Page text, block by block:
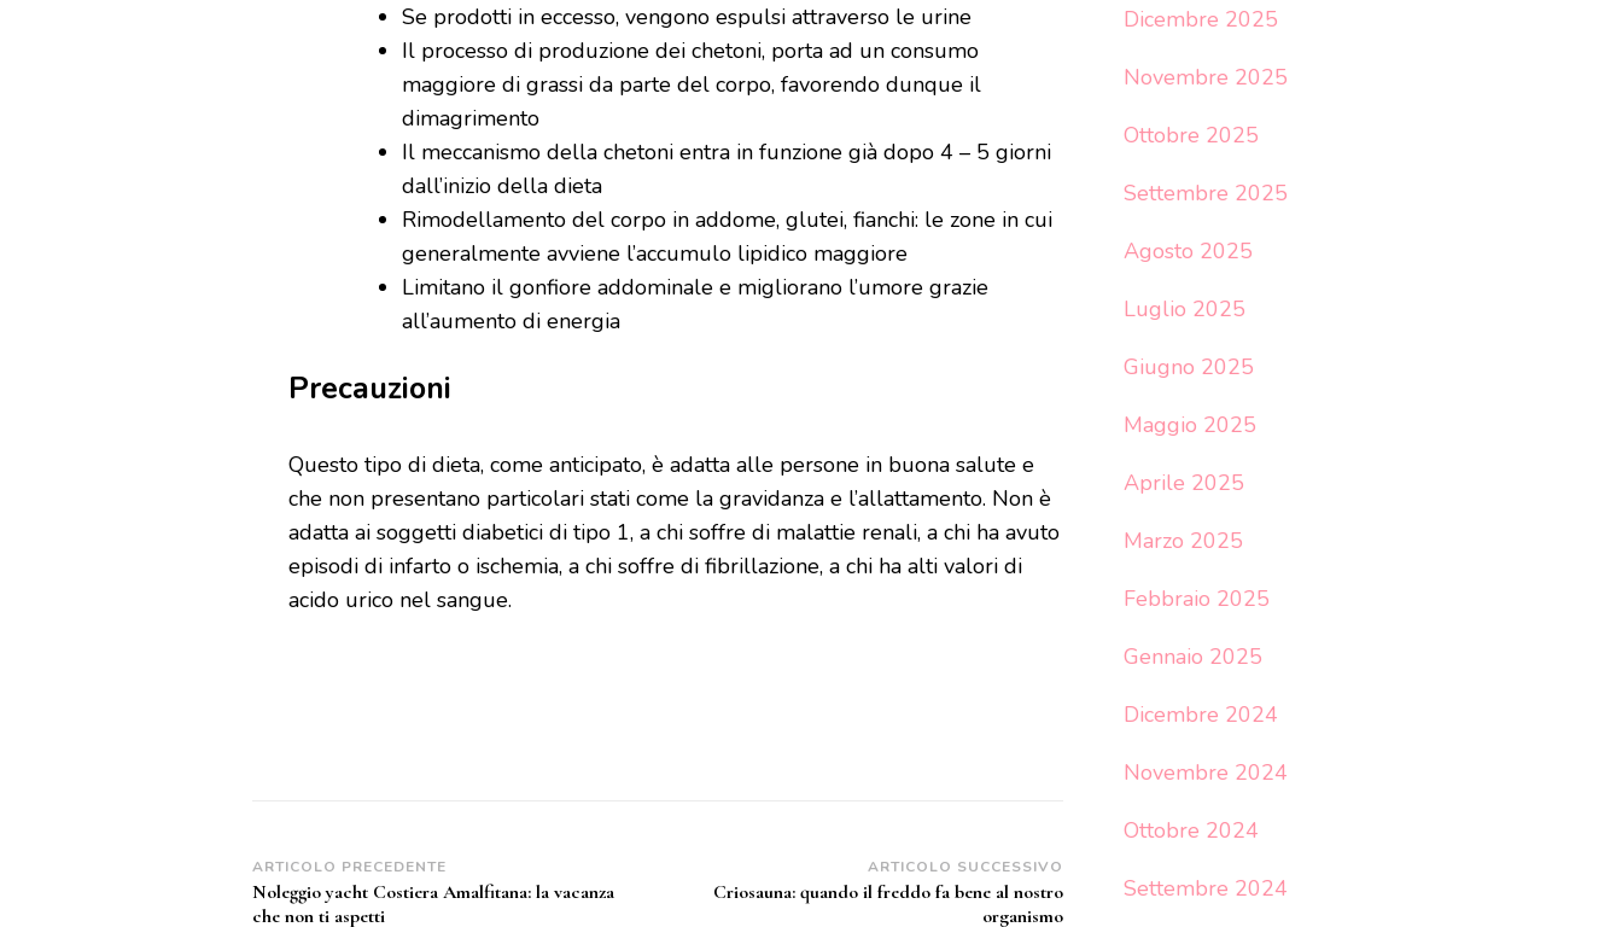
Se prodotti in eccesso, vengono espulsi attraverso le urine
Il processo di produzione dei chetoni, porta ad un consumo
maggiore di grassi da parte del corpo, favorendo dunque il
dimagrimento
Il meccanismo della chetoni entra in funzione già dopo 4 – 5 giorni
dall’inizio della dieta
Rimodellamento del corpo in addome, glutei, fianchi: le zone in cui
generalmente avviene l’accumulo lipidico maggiore
Limitano il gonfiore addominale e migliorano l’umore grazie
all’aumento di energia
Precauzioni
Questo tipo di dieta, come anticipato, è adatta alle persone in buona salute e
che non presentano particolari stati come la gravidanza e l’allattamento. Non è
adatta ai soggetti diabetici di tipo 1, a chi soffre di malattie renali, a chi ha avuto
episodi di infarto o ischemia, a chi soffre di fibrillazione, a chi ha alti valori di
acido urico nel sangue.
Navigazione
articoli
ARTICOLO PRECEDENTE
Noleggio yacht Costiera Amalfitana: la vacanza
che non ti aspetti
ARTICOLO SUCCESSIVO
Criosauna: quando il freddo fa bene al nostro
organismo
Dicembre 2025
Novembre 2025
Ottobre 2025
Settembre 2025
Agosto 2025
Luglio 2025
Giugno 2025
Maggio 2025
Aprile 2025
Marzo 2025
Febbraio 2025
Gennaio 2025
Dicembre 2024
Novembre 2024
Ottobre 2024
Settembre 2024